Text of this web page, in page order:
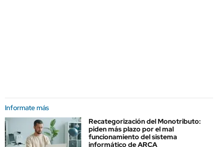
Informate más
Recategorización del Monotributo:
piden más plazo por el mal
funcionamiento del sistema
informático de ARCA